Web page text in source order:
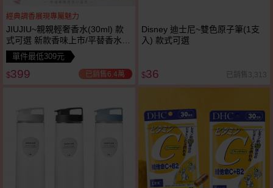
經典調香展現專屬魅力
JIUJIU~親親輕奢香水(30ml) 款
式可選 新款香味上市/平替香水/
大牌香水/大牌平替
單件最低309元
$399 已銷售6.4萬
Disney 迪士尼~雙色原子筆(1支
入) 款式可選
$36 已銷售3,313